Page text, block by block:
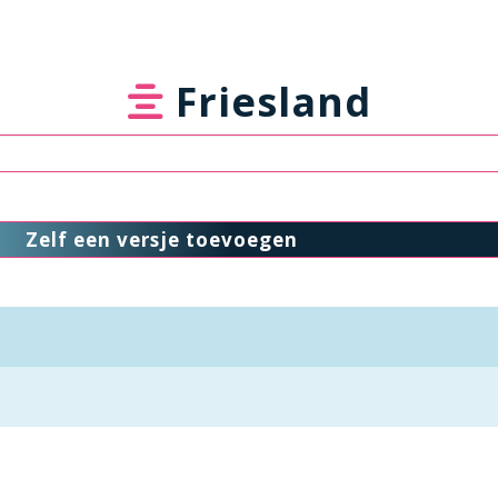
Friesland
Zelf een versje toevoegen